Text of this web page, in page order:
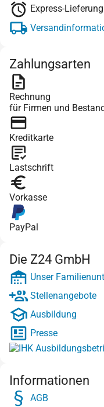
Express-
Zahlungsarten
Rechnung
für Firmen und
Kreditkarte
Lastschrift
Vorkasse
PayPal
Die Z24 GmbH
Unser
Stellenangebote
Ausbildung
Presse
Informationen
AGB